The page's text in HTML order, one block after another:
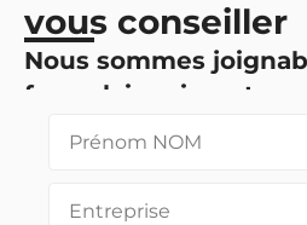
vous conseiller
Nous sommes
formulaire ci-contre
coordonnées en pied de page.